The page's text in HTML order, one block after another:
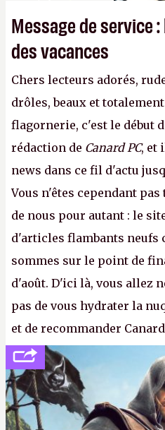
Message de service
des vacances
Chers lecteurs adorés,
drôles, beaux et
flagornerie, c'est le début
rédaction de Canard PC, et
news dans ce fil d'actu
Vous n'êtes cependant
de nous pour autant : le
d'articles flambants neufs
sommes sur le point de
d'août. D'ici là, vous allez
pas de vous hydrater la
et de recommander
votre famille et aux
dans la rue. Bon été à tous